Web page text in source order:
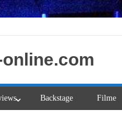
Backstage Filme